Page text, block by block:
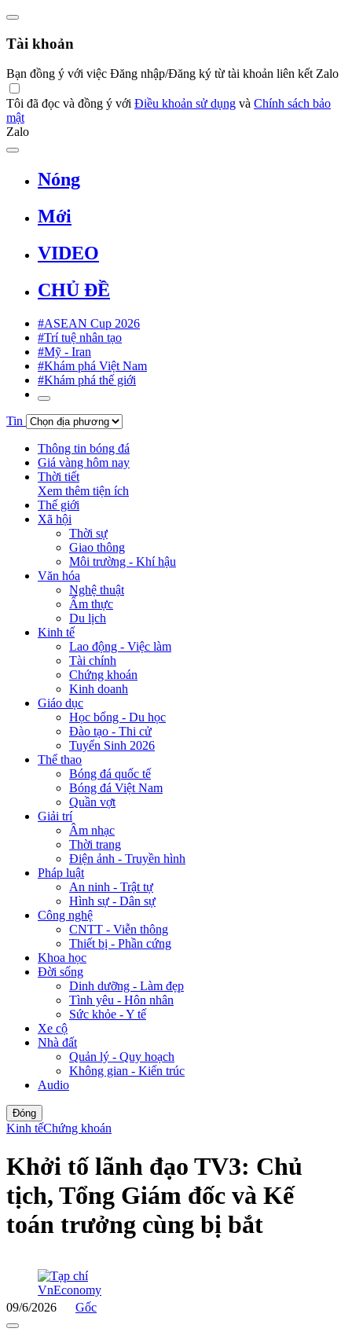
Tài khoản
Bạn đồng ý với việc Đăng nhập/Đăng ký từ tài khoản liên kết Zalo
Tôi đã đọc và đồng ý với Điều khoản sử dụng và Chính sách bảo
mật
Zalo
Nóng
Mới
VIDEO
CHỦ ĐỀ
#ASEAN Cup 2026
#Trí tuệ nhân tạo
#Mỹ - Iran
#Khám phá Việt Nam
#Khám phá thế giới
Tin
Thông tin bóng đá
Giá vàng hôm nay
Thời tiết
Xem thêm tiện ích
Thế giới
Xã hội
Thời sự
Giao thông
Môi trường - Khí hậu
Văn hóa
Nghệ thuật
Ẩm thực
Du lịch
Kinh tế
Lao động - Việc làm
Tài chính
Chứng khoán
Kinh doanh
Giáo dục
Học bổng - Du học
Đào tạo - Thi cử
Tuyển Sinh 2026
Thể thao
Bóng đá quốc tế
Bóng đá Việt Nam
Quần vợt
Giải trí
Âm nhạc
Thời trang
Điện ảnh - Truyền hình
Pháp luật
An ninh - Trật tự
Hình sự - Dân sự
Công nghệ
CNTT - Viễn thông
Thiết bị - Phần cứng
Khoa học
Đời sống
Dinh dưỡng - Làm đẹp
Tình yêu - Hôn nhân
Sức khỏe - Y tế
Xe cộ
Nhà đất
Quản lý - Quy hoạch
Không gian - Kiến trúc
Audio
Đóng
Kinh tếChứng khoán
Khởi tố lãnh đạo TV3: Chủ
tịch, Tổng Giám đốc và Kế
toán trưởng cùng bị bắt
09/6/2026 Gốc